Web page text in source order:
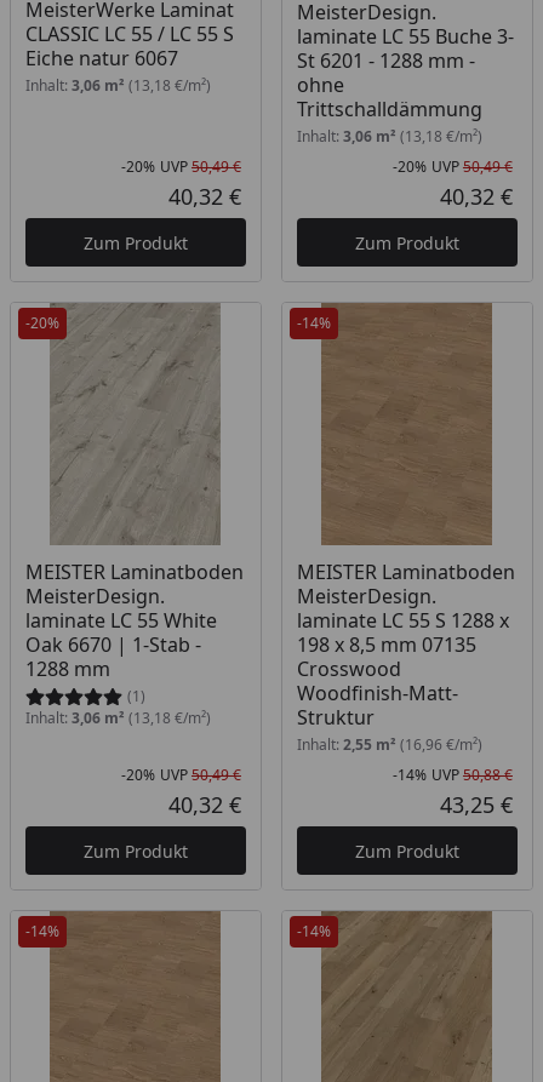
MeisterWerke Laminat
CLASSIC LC 55 / LC 55 S
Eiche natur 6067
Inhalt: 3,06 m² (13,18 €/m²)
Rabatt in Prozent
-20%
Ursprünglicher Preis
UVP50,49 €
Aktueller Preis
40,32 €
Zum Produkt
MeisterDesign.
laminate LC 55 Buche 3-
St 6201 - 1288 mm -
ohne
Trittschalldämmung
Inhalt: 3,06 m² (13,18 €/m²)
-20% UVP50,49 €
40,32 €
Zum Produkt
-20%
MEISTER Laminatboden
MeisterDesign.
laminate LC 55 White
Oak 6670 | 1-Stab -
1288 mm
(1)
Inhalt: 3,06 m² (13,18 €/m²)
Rabatt in Prozent
-20%
Ursprünglicher Preis
UVP50,49 €
Aktueller Preis
40,32 €
Zum Produkt
-14%
MEISTER Laminatboden
MeisterDesign.
laminate LC 55 S 1288 x
198 x 8,5 mm 07135
Crosswood
Woodfinish-Matt-
Struktur
Inhalt: 2,55 m² (16,96 €/m²)
-14% UVP50,88 €
43,25 €
Zum Produkt
-14% -14%